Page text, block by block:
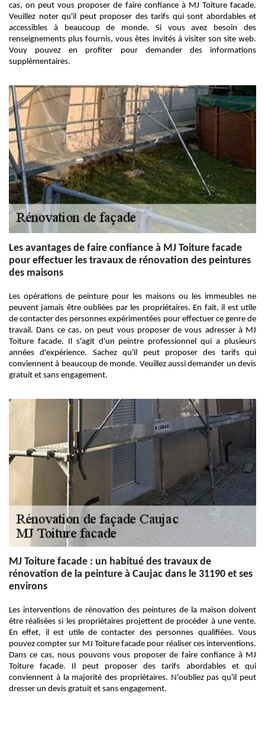
cas, on peut vous proposer de faire confiance à MJ Toiture facade.
Veuillez noter qu'il peut proposer des tarifs qui sont abordables et
accessibles à beaucoup de monde. Si vous avez besoin des
renseignements plus fournis, vous êtes invités à visiter son site web.
Vouy pouvez en profiter pour demander des informations
supplémentaires.
Les avantages de faire confiance à MJ Toiture facade
pour effectuer les travaux de rénovation des peintures
des maisons
Les opérations de peinture pour les maisons ou les immeubles ne
peuvent jamais être oubliées par les propriétaires. En fait, il est utile
de contacter des personnes expérimentées pour effectuer ce genre de
travail. Dans ce cas, on peut vous proposer de vous adresser à MJ
Toiture facade. Il s'agit d'un peintre professionnel qui a plusieurs
années d'expérience. Sachez qu'il peut proposer des tarifs qui
conviennent à beaucoup de monde. Veuillez aussi demander un devis
gratuit et sans engagement.
MJ Toiture facade : un habitué des travaux de
rénovation de la peinture à Caujac dans le 31190 et ses
environs
Les interventions de rénovation des peintures de la maison doivent
être réalisées si les propriétaires projettent de procéder à une vente.
En effet, il est utile de contacter des personnes qualifiées. Vous
pouvez compter sur MJ Toiture facade pour réaliser ces interventions.
Dans ce cas, nous pouvons vous proposer de faire confiance à MJ
Toiture facade. Il peut proposer des tarifs abordables et qui
conviennent à la majorité des propriétaires. N'oubliez pas qu'il peut
dresser un devis gratuit et sans engagement.